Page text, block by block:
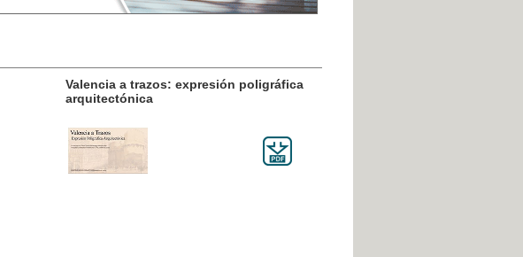
Valencia a trazos: expresión poligráfica
arquitectónica